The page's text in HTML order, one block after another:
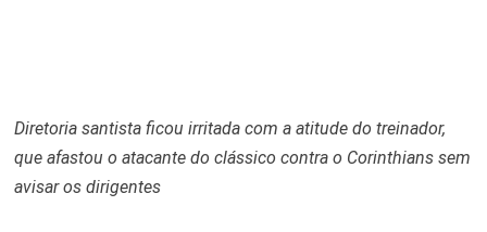
Diretoria santista ficou irritada com a atitude do treinador,
que afastou o atacante do clássico contra o Corinthians sem
avisar os dirigentes